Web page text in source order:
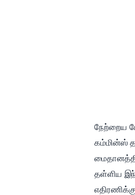
நேற்றைய
கம்மின்ஸ்
தள்ளிய